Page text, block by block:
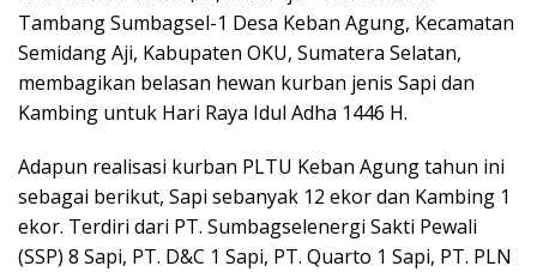
Tambang Sumbagsel-1 Desa Keban Agung, Kecamatan
Semidang Aji, Kabupaten OKU, Sumatera Selatan,
membagikan belasan hewan kurban jenis Sapi dan
Kambing untuk Hari Raya Idul Adha 1446 H.
Adapun realisasi kurban PLTU Keban Agung tahun ini
sebagai berikut, Sapi sebanyak 12 ekor dan Kambing 1
ekor. Terdiri dari PT. Sumbagselenergi Sakti Pewali
(SSP) 8 Sapi, PT. D&C 1 Sapi, PT. Quarto 1 Sapi, PT. PLN